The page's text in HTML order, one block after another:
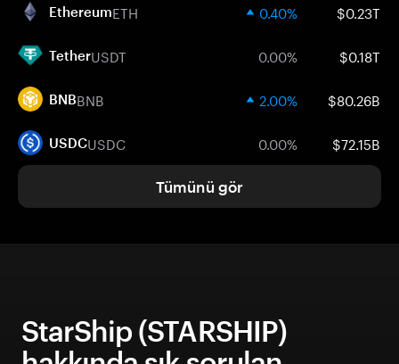
EthereumETH 0.40% $0.23T
TetherUSDT 0.00% $0.18T
BNBBNB 2.00% $80.26B
USDCUSDC 0.00% $72.15B
Tümünü gör
StarShip (STARSHIP)